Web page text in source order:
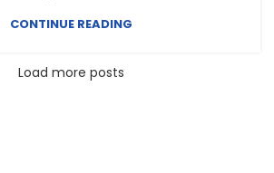
CONTINUE READING
Load more posts